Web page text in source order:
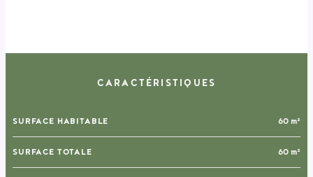
CARACTÉRISTIQUES
SURFACE HABITABLE 60 m²
SURFACE TOTALE 60 m²